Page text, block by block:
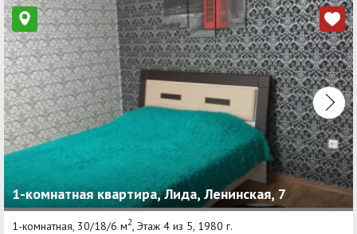
1-комнатная квартира, Лида, Ленинская, 7
1-комнатная, 30/18/6 м2 , Этаж 4 из 5, 1980 г.